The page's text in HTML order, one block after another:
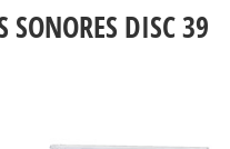
SONORES DISC 39